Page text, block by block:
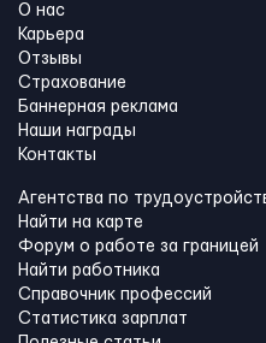
О нас
Карьера
Отзывы
Страхование
Баннерная реклама
Наши награды
Контакты
Агентства по
Найти на карте
Форум о работе за границей
Найти работника
Справочник профессий
Статистика зарплат